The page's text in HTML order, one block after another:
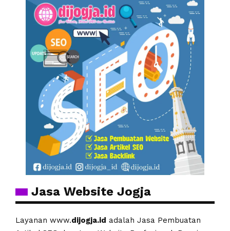
Jasa Website Jogja
Layanan www.dijogja.id adalah Jasa Pembuatan